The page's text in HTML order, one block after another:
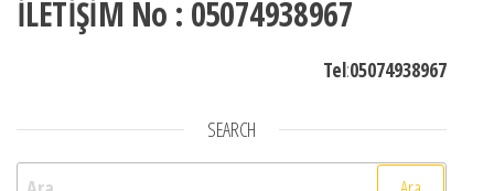
İLETİŞİM No : 05074938967
Tel:05074938967
SEARCH
Arama: